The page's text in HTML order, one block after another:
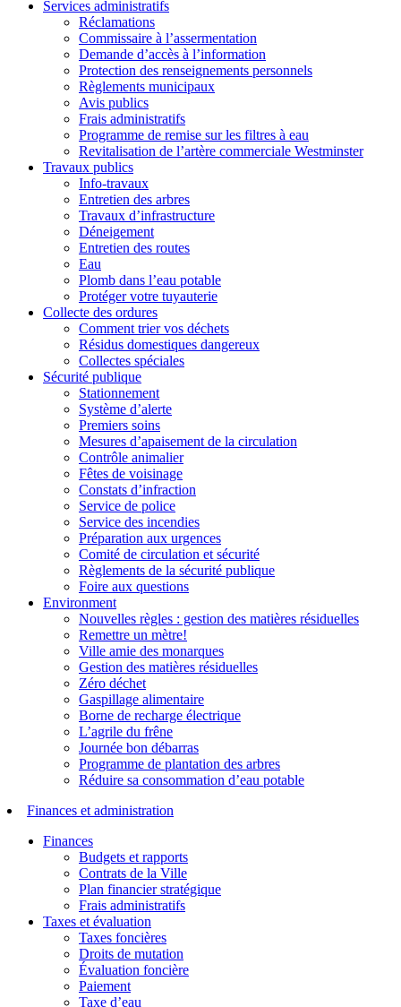
Services administratifs
Réclamations
Commissaire à l’assermentation
Demande d’accès à l’information
Protection des renseignements personnels
Règlements municipaux
Avis publics
Frais administratifs
Programme de remise sur les filtres à eau
Revitalisation de l’artère commerciale Westminster
Travaux publics
Info-travaux
Entretien des arbres
Travaux d’infrastructure
Déneigement
Entretien des routes
Eau
Plomb dans l’eau potable
Protéger votre tuyauterie
Collecte des ordures
Comment trier vos déchets
Résidus domestiques dangereux
Collectes spéciales
Sécurité publique
Stationnement
Système d’alerte
Premiers soins
Mesures d’apaisement de la circulation
Contrôle animalier
Fêtes de voisinage
Constats d’infraction
Service de police
Service des incendies
Préparation aux urgences
Comité de circulation et sécurité
Règlements de la sécurité publique
Foire aux questions
Environment
Nouvelles règles : gestion des matières résiduelles
Remettre un mètre!
Ville amie des monarques
Gestion des matières résiduelles
Zéro déchet
Gaspillage alimentaire
Borne de recharge électrique
L’agrile du frêne
Journée bon débarras
Programme de plantation des arbres
Réduire sa consommation d’eau potable
Finances et administration
Finances
Budgets et rapports
Contrats de la Ville
Plan financier stratégique
Frais administratifs
Taxes et évaluation
Taxes foncières
Droits de mutation
Évaluation foncière
Paiement
Taxe d’eau